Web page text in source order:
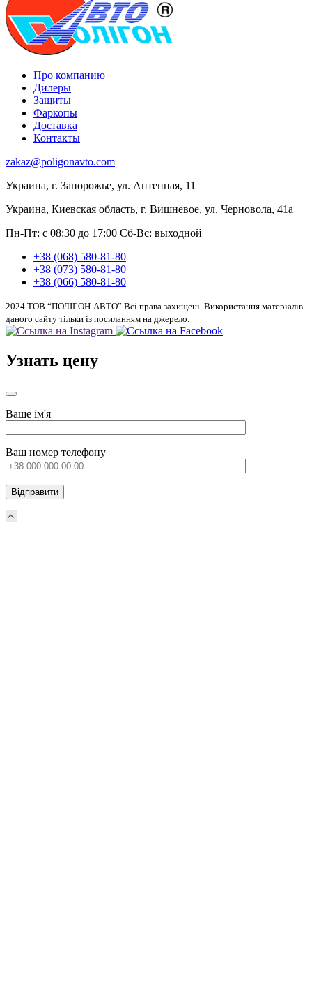
Про компанию
Дилеры
Защиты
Фаркопы
Доставка
Контакты
zakaz@poligonavto.com
Украина, г. Запорожье, ул. Антенная, 11
Украина, Киевская область, г. Вишневое, ул. Черновола, 41а
Пн-Пт: с 08:30 до 17:00 Сб-Вс: выходной
+38 (068) 580-81-80
+38 (073) 580-81-80
+38 (066) 580-81-80
2024 ТОВ “ПОЛІГОН-АВТО” Всі права захищені. Використання матеріалів
даного сайту тільки із посиланням на джерело.
Узнать цену
Ваше ім'я
Ваш номер телефону